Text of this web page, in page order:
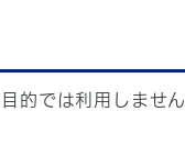
的では利用しません